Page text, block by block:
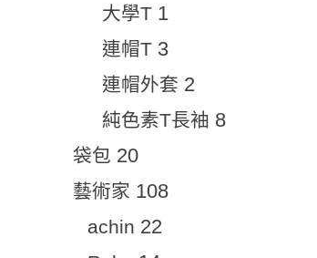
大學T 1
連帽T 3
連帽外套 2
純色素T長袖 8
袋包 20
藝術家 108
achin 22